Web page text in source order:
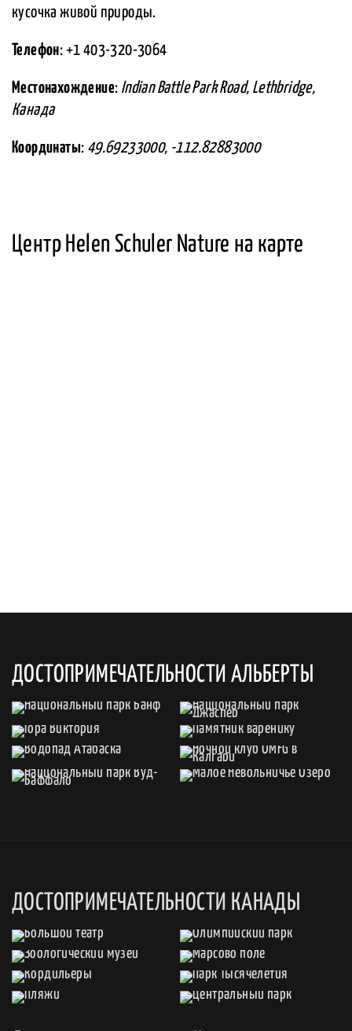
кусочка живой природы.
Телефон: +1 403-320-3064
Местонахождение: Indian Battle Park Road, Lethbridge,
Канада
Координаты: 49.69233000, -112.82883000
Центр Helen Schuler Nature на карте
ДОСТОПРИМЕЧАТЕЛЬНОСТИ АЛЬБЕРТЫ
ДОСТОПРИМЕЧАТЕЛЬНОСТИ КАНАДЫ